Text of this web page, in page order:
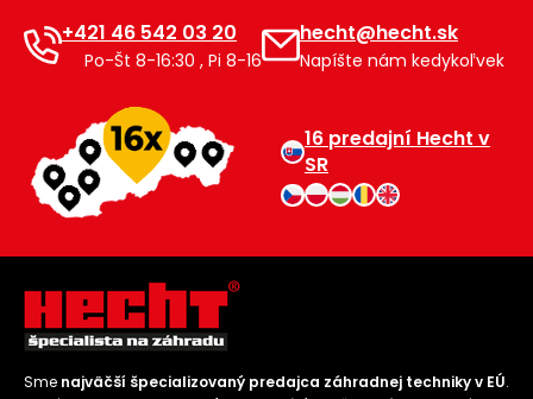
+421 46 542 03 20
Po-Št 8-16:30 , Pi 8-16
hecht@hecht.sk
Napíšte nám kedykoľvek
16 predajní Hecht v
SR
Sme najväčší špecializovaný predajca záhradnej techniky v EÚ.